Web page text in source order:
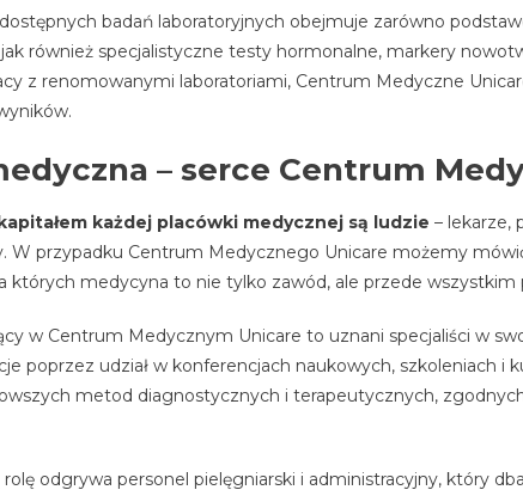
badań laboratoryjnych obejmuje zarówno
również specjalistyczne testy hormonalne, markery
z renomowanymi laboratoriami, Centrum Medyczne
– serce Centrum
każdej placówki medycznej są ludzie – lekarze,
W przypadku Centrum Medycznego Unicare możemy
których medycyna to nie tylko zawód, ale przede wszystkim
w Centrum Medycznym Unicare to uznani specjaliści w
poprzez udział w konferencjach naukowych, szkoleniach i
metod diagnostycznych i terapeutycznych,
odgrywa personel pielęgniarski i administracyjny, który